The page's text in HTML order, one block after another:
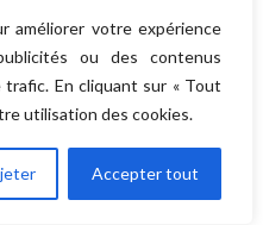
améliorer votre expérience
ou des contenus
En cliquant sur « Tout
utilisation des cookies.
Accepter tout